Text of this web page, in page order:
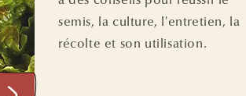
semis, la culture, l'entretien, la
récolte et son utilisation.